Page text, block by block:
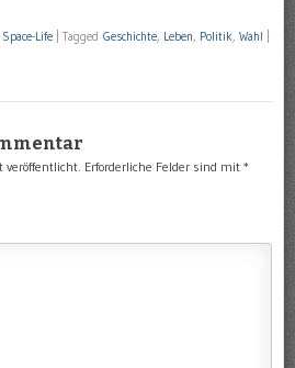
Space-Life Tagged Geschichte, Leben, Politik, Wahl
veröffentlicht. Erforderliche Felder sind mit *